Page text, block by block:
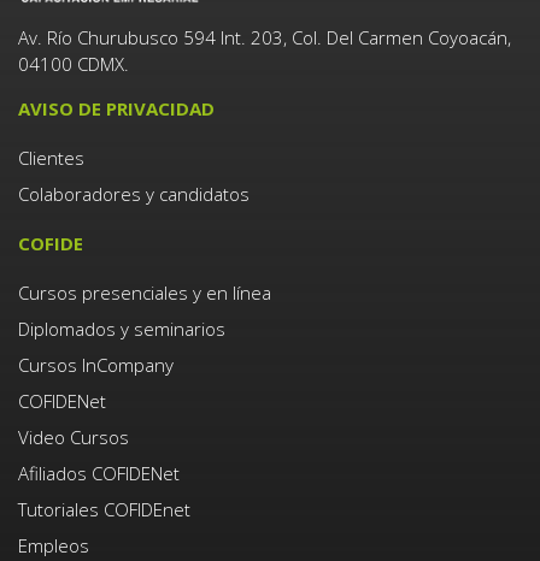
Av. Río Churubusco 594 Int. 203, Col. Del Carmen Coyoacán,
04100 CDMX.
AVISO DE PRIVACIDAD
Clientes
Colaboradores y candidatos
COFIDE
Cursos presenciales y en línea
Diplomados y seminarios
Cursos InCompany
COFIDENet
Video Cursos
Afiliados COFIDENet
Tutoriales COFIDEnet
Empleos